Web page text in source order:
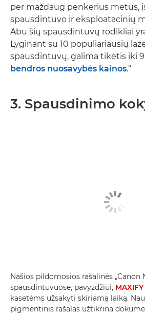
per maždaug penkerius metus,
spausdintuvo ir eksploatacinių
Abu šių spausdintuvų rodikliai
Lyginant su 10 populiariausių
spausdintuvų, galima tikėtis iki
bendros nuosavybės kainos.“
3. Spausdinimo
Našios pildomosios rašalinės „Canon
spausdintuvuose, pavyzdžiui,
kasetėms užsakyti skiriamą laiką.
pigmentinis rašalas užtikrina